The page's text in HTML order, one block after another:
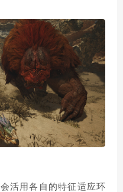
活用各自的特征适应环